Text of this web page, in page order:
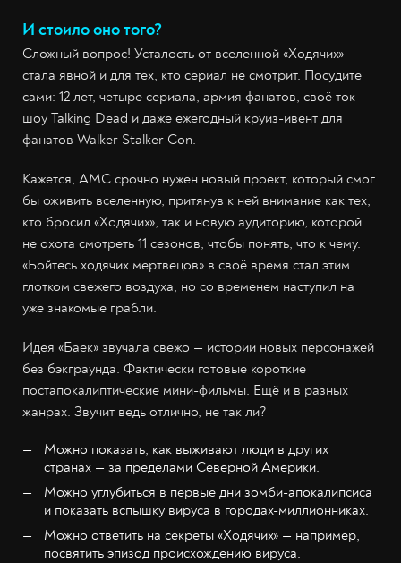
И стоило оно того?
Сложный вопрос! Усталость от вселенной «Ходячих»
стала явной и для тех, кто сериал не смотрит. Посудите
сами: 12 лет, четыре сериала, армия фанатов, своё ток-
шоу Talking Dead и даже ежегодный круиз-ивент для
фанатов Walker Stalker Con.
Кажется, AMC срочно нужен новый проект, который смог
бы оживить вселенную, притянув к ней внимание как тех,
кто бросил «Ходячих», так и новую аудиторию, которой
не охота смотреть 11 сезонов, чтобы понять, что к чему.
«Бойтесь ходячих мертвецов» в своё время стал этим
глотком свежего воздуха, но со временем наступил на
уже знакомые грабли.
Идея «Баек» звучала свежо — истории новых персонажей
без бэкграунда. Фактически готовые короткие
постапокалиптические мини-фильмы. Ещё и в разных
жанрах. Звучит ведь отлично, не так ли?
Можно показать, как выживают люди в других
странах — за пределами Северной Америки.
Можно углубиться в первые дни зомби-апокалипсиса
и показать вспышку вируса в городах-миллионниках.
Можно ответить на секреты «Ходячих» — например,
посвятить эпизод происхождению вируса.